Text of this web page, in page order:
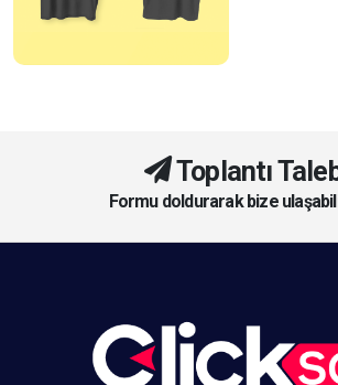
Toplantı
Formu doldurarak bize